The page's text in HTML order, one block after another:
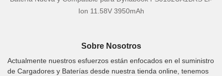
Ion 11.58V 3950mAh
Sobre Nosotros
Actualmente nuestros esfuerzos están enfocados en el suministro
de Cargadores y Baterías desde nuestra tienda online, tenemos